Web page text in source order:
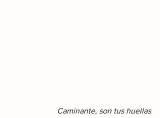
Caminante, son tus huellas